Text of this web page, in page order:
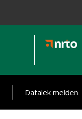
Datalek melden